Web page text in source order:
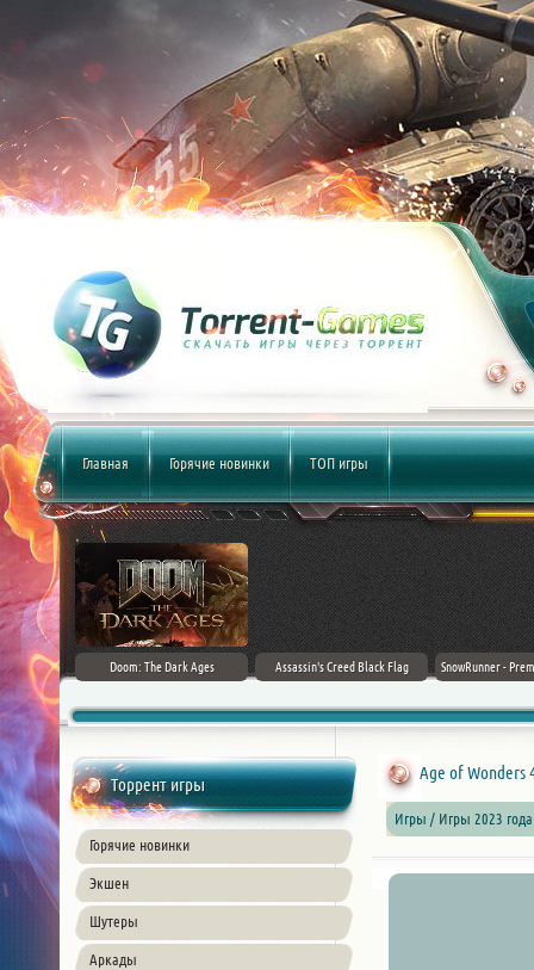
Главная Горячие новинки ТОП игры
Cut
DLC] (2024)
Doom: The Dark Ages
Assassin's Creed Black Flag
SnowRunner -
Торрент игры
Горячие новинки
Экшен
Шутеры
Аркады
Age of Wonders
Игры / Игры 2023 года